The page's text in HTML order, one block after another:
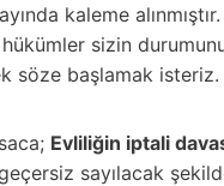
kaleme
sizin
söze başlamak isteriz.
Evliliğin iptali
sayılacak